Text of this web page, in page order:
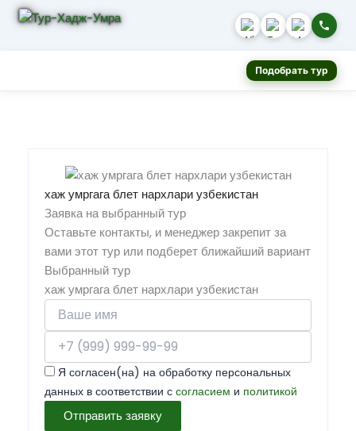
Подобрать тур
хаж умргага блет нархлари узбекистан
Заявка на выбранный тур
Оставьте контакты, и менеджер закрепит за
вами этот тур или подберет ближайший вариант
Выбранный тур
хаж умргага блет нархлари узбекистан
Я согласен(на) на обработку персональных
данных в соответствии с согласием и политикой
Отправить заявку